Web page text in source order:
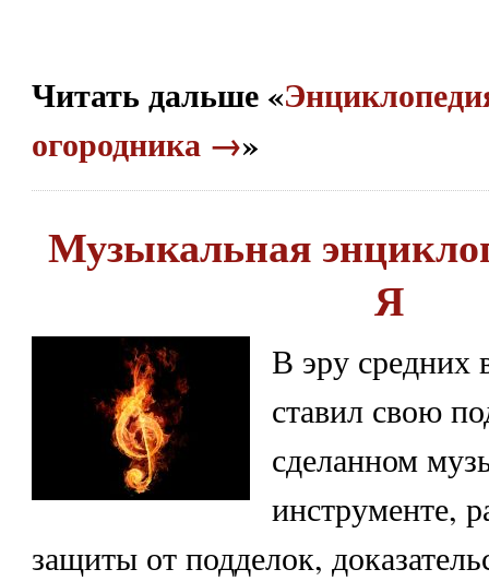
Читать дальше «
огородника →»
Музыкальная
Я
В эру средних
ставил свою
сделанном
инструменте,
защиты от подделок,